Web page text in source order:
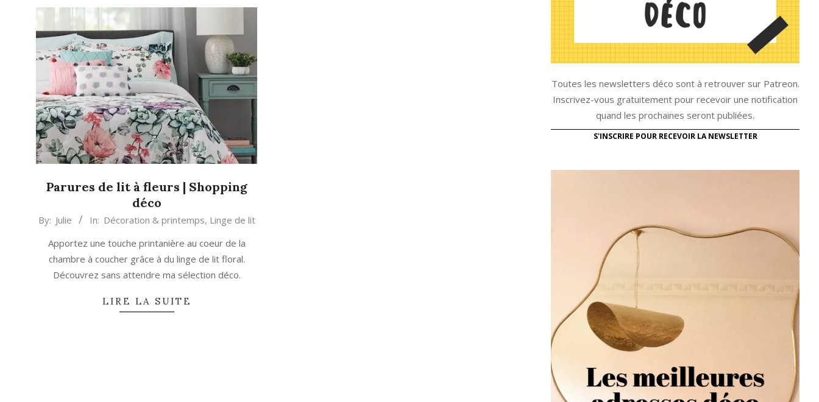
Parures de lit à fleurs | Shopping
déco
2022-
By: Julie In: Décoration & printemps, Linge de lit
Apportez une touche printanière au coeur de la
chambre à coucher grâce à du linge de lit floral.
Découvrez sans attendre ma sélection déco.
LIRE LA SUITE
Toutes les newsletters déco sont à retrouver sur Patreon.
Inscrivez-vous gratuitement pour recevoir une notification
quand les prochaines seront publiées.
S'INSCRIRE POUR RECEVOIR LA NEWSLETTER